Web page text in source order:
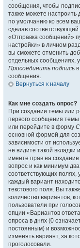
сообщения, чтобы
также можете настроить
по умолчанию ко всем
сделав
«Отправка сообщений»
настройки» в личном
вы сможете отменить
отдельных сообщениях,
Присоединить подпись
сообщения.
Вернуться к началу
Как мне создать опрос?
При создании темы или
первого сообщения темы
или перейдите в форму
основной формой для
зависимости от
не видите такой
имеете прав на
вопрос и как минимум
соответствующих полях,
каждый вариант
текстового поля. Вы
количество вариантов,
пользователи при
опции «Вариантов
опроса в днях (0
постоянным) и
изменять вариант, за
проголосовали.